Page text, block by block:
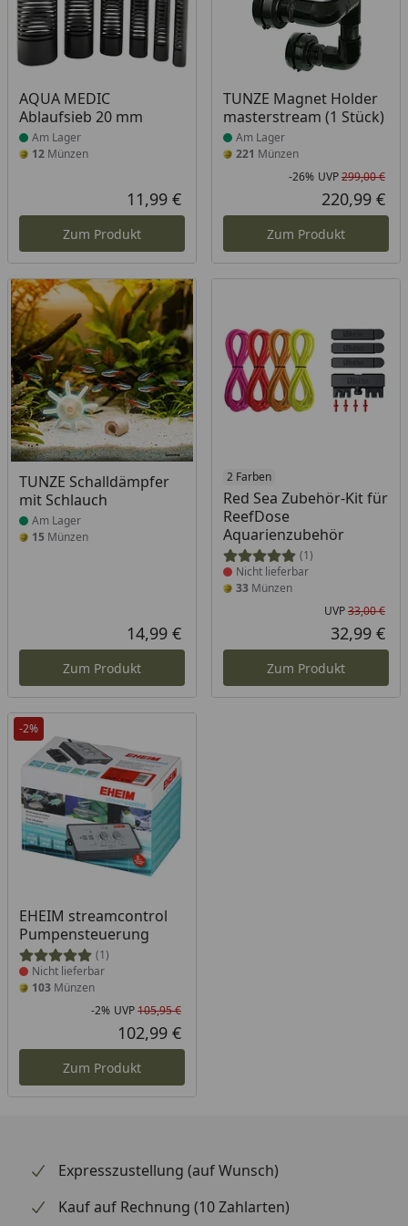
AQUA MEDIC
Ablaufsieb 20 mm
Produkt am Lager
Am Lager
12 Münzen
Aktueller Preis
11,99 €
Zum Produkt
TUNZE Magnet Holder
masterstream (1 Stück)
Produkt am Lager
Am Lager
221 Münzen
-26% UVP299,00 €
220,99 €
Zum Produkt
TUNZE Schalldämpfer
mit Schlauch
Produkt am Lager
Am Lager
15 Münzen
Aktueller Preis
14,99 €
Zum Produkt
2 Farben
Red Sea Zubehör-Kit für
ReefDose
Aquarienzubehör
(1)
Produkt nicht lieferbar
Nicht lieferbar
33Münzen
UVP33,00 €
32,99 €
Zum Produkt
-2%
EHEIM streamcontrol
Pumpensteuerung
(1)
Produkt nicht lieferbar
Nicht lieferbar
103 Münzen
Rabatt in Prozent
-2%
Ursprünglicher Preis
UVP105,95 €
Aktueller Preis
102,99 €
Zum Produkt
Expresszustellung (auf Wunsch)
Kauf auf Rechnung (10 Zahlarten)